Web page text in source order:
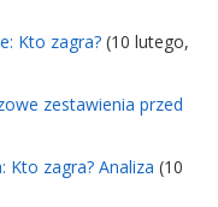
Kto zagra? (10 lutego,
zestawienia przed
Kto zagra? Analiza (10